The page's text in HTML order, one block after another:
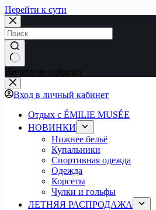
Перейти к сути
Ничего не найдено
Вход в личный кабинет
Отдых с ÉMILIE MUSÉE
НОВИНКИ
Нижнее бельё
Купальники
Спортивная одежда
Одежда
Корсеты
Чулки и гольфы
ЛЕТНЯЯ РАСПРОДАЖА